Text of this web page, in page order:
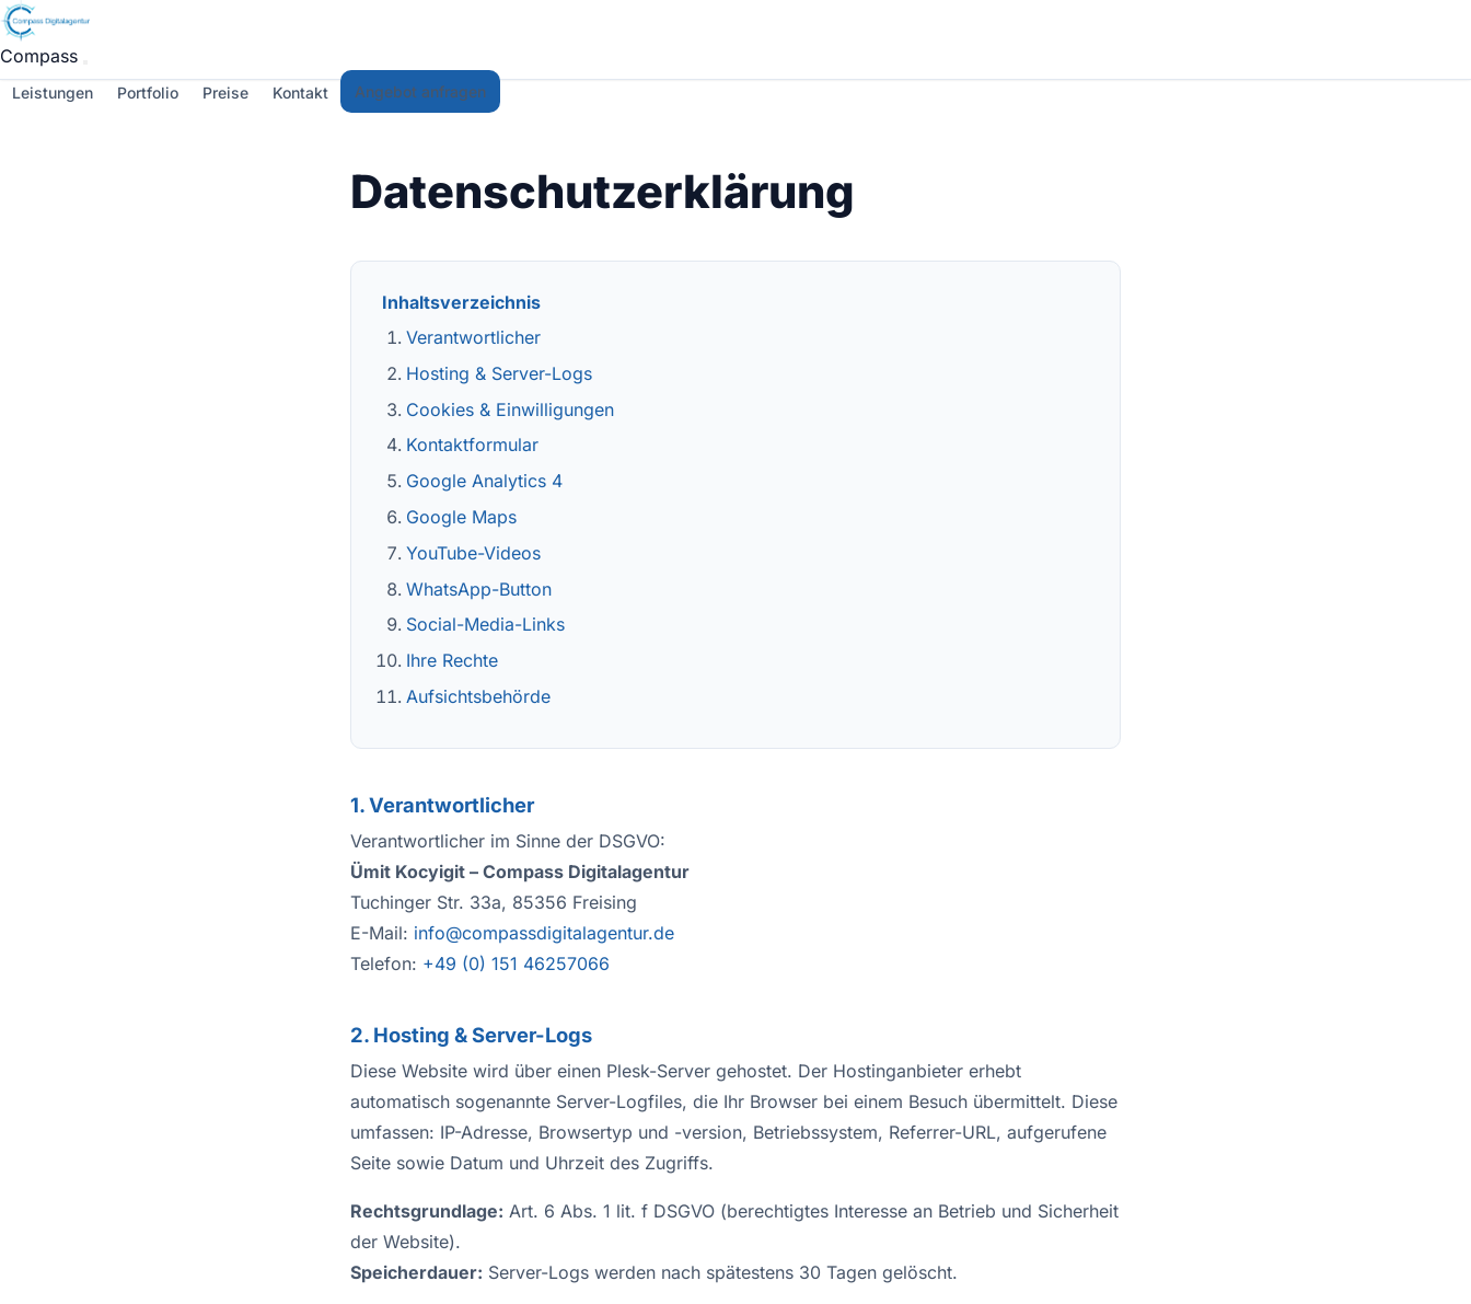
Compass
Leistungen Portfolio Preise Kontakt Angebot anfragen
Datenschutzerklärung
Inhaltsverzeichnis
Verantwortlicher
Hosting & Server-Logs
Cookies & Einwilligungen
Kontaktformular
Google Analytics 4
Google Maps
YouTube-Videos
WhatsApp-Button
Social-Media-Links
Ihre Rechte
Aufsichtsbehörde
1. Verantwortlicher
Verantwortlicher im Sinne der DSGVO:
Ümit Kocyigit – Compass Digitalagentur
Tuchinger Str. 33a, 85356 Freising
E-Mail: info@compassdigitalagentur.de
Telefon: +49 (0) 151 46257066
2. Hosting & Server-Logs
Diese Website wird über einen Plesk-Server gehostet. Der Hostinganbieter erhebt
automatisch sogenannte Server-Logfiles, die Ihr Browser bei einem Besuch übermittelt. Diese
umfassen: IP-Adresse, Browsertyp und -version, Betriebssystem, Referrer-URL, aufgerufene
Seite sowie Datum und Uhrzeit des Zugriffs.
Rechtsgrundlage: Art. 6 Abs. 1 lit. f DSGVO (berechtigtes Interesse an Betrieb und Sicherheit
der Website).
Speicherdauer: Server-Logs werden nach spätestens 30 Tagen gelöscht.